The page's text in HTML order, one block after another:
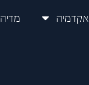
אקדמיה מדיה